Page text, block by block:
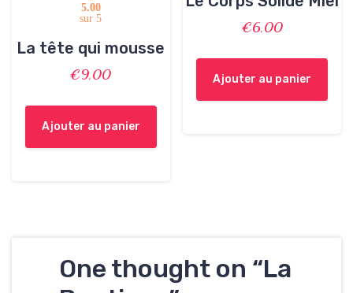
5.00
sur 5
La tête qui mousse
€9,00
Ajouter au panier
€6,00
Ajouter au panier
One thought on “La